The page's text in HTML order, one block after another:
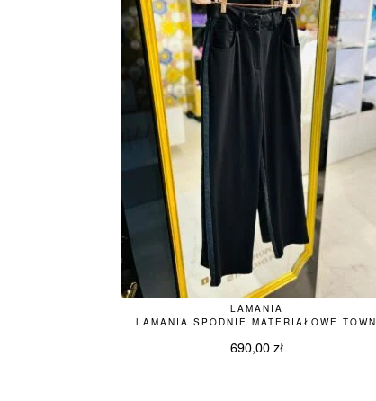
LAMANIA
LAMANIA SPODNIE MATERIAŁOWE TOWN
690,00 zł